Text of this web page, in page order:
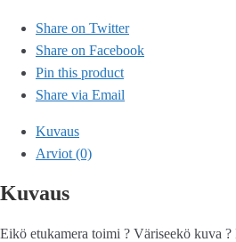
Share on Twitter
Share on Facebook
Pin this product
Share via Email
Kuvaus
Arviot (0)
Kuvaus
Eikö etukamera toimi ? Väriseekö kuva